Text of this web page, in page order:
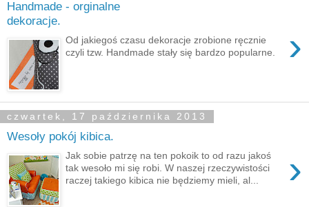
Handmade - orginalne
dekoracje.
›
Od jakiegoś czasu dekoracje zrobione ręcznie
czyli tzw. Handmade stały się bardzo popularne.
czwartek, 17 października 2013
Wesoły pokój kibica.
›
Jak sobie patrzę na ten pokoik to od razu jakoś
tak wesoło mi się robi. W naszej rzeczywistości
raczej takiego kibica nie będziemy mieli, al...